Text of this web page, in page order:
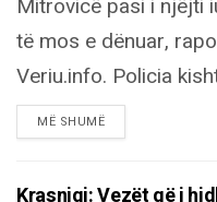
Mitrovicë pasi i njëjti
të mos e dënuar,
Veriu.info. Policia
MË SHUMËDETAILS
Krasniqi: Vezët që i